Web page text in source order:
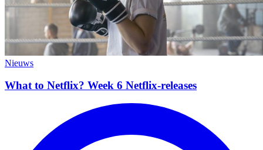
Nieuws
What to Netflix? Week 6 Netflix-releases